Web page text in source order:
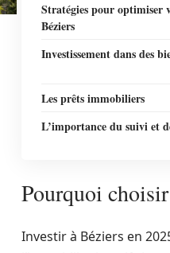
Stratégies pour optimiser
Béziers
Investissement dans des
Les prêts immobiliers
L’importance du suivi et
Pourquoi
Investir à Béziers en